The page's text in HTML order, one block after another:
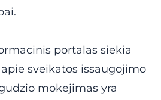
portalas siekia
sveikatos issaugojimo
mokejimas yra